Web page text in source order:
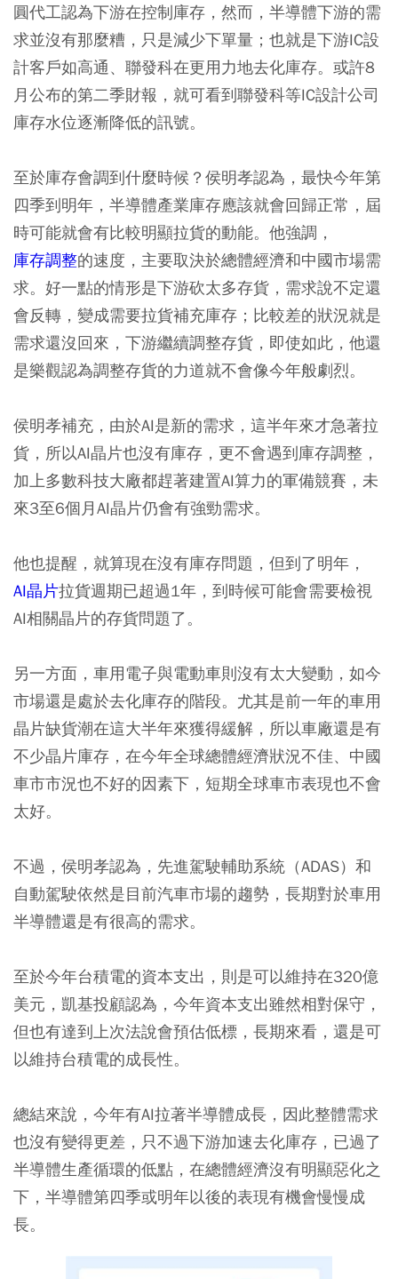
圓代工認為下游在控制庫存，然而，半導體下游的需
求並沒有那麼糟，只是減少下單量；也就是下游IC設
計客戶如高通、聯發科在更用力地去化庫存。或許8
月公布的第二季財報，就可看到聯發科等IC設計公司
庫存水位逐漸降低的訊號。
至於庫存會調到什麼時候？侯明孝認為，最快今年第
四季到明年，半導體產業庫存應該就會回歸正常，屆
時可能就會有比較明顯拉貨的動能。他強調，
庫存調整的速度，主要取決於總體經濟和中國市場需
求。好一點的情形是下游砍太多存貨，需求說不定還
會反轉，變成需要拉貨補充庫存；比較差的狀況就是
需求還沒回來，下游繼續調整存貨，即使如此，他還
是樂觀認為調整存貨的力道就不會像今年般劇烈。
侯明孝補充，由於AI是新的需求，這半年來才急著拉
貨，所以AI晶片也沒有庫存，更不會遇到庫存調整，
加上多數科技大廠都趕著建置AI算力的軍備競賽，未
來3至6個月AI晶片仍會有強勁需求。
他也提醒，就算現在沒有庫存問題，但到了明年，
AI晶片拉貨週期已超過1年，到時候可能會需要檢視
AI相關晶片的存貨問題了。
另一方面，車用電子與電動車則沒有太大變動，如今
市場還是處於去化庫存的階段。尤其是前一年的車用
晶片缺貨潮在這大半年來獲得緩解，所以車廠還是有
不少晶片庫存，在今年全球總體經濟狀況不佳、中國
車市市況也不好的因素下，短期全球車市表現也不會
太好。
不過，侯明孝認為，先進駕駛輔助系統（ADAS）和
自動駕駛依然是目前汽車市場的趨勢，長期對於車用
半導體還是有很高的需求。
至於今年台積電的資本支出，則是可以維持在320億
美元，凱基投顧認為，今年資本支出雖然相對保守，
但也有達到上次法說會預估低標，長期來看，還是可
以維持台積電的成長性。
總結來說，今年有AI拉著半導體成長，因此整體需求
也沒有變得更差，只不過下游加速去化庫存，已過了
半導體生產循環的低點，在總體經濟沒有明顯惡化之
下，半導體第四季或明年以後的表現有機會慢慢成
長。